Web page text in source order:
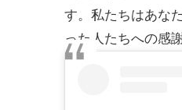
す。私たちはあな
った人たちへの感